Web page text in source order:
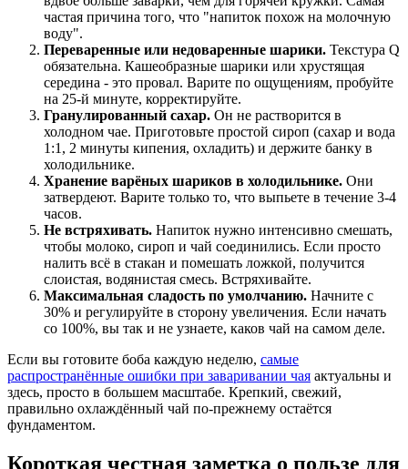
частая причина того, что "напиток похож на молочную
воду".
Переваренные или недоваренные шарики. Текстура Q
обязательна. Кашеобразные шарики или хрустящая
середина - это провал. Варите по ощущениям, пробуйте
на 25-й минуте, корректируйте.
Гранулированный сахар. Он не растворится в
холодном чае. Приготовьте простой сироп (сахар и вода
1:1, 2 минуты кипения, охладить) и держите банку в
холодильнике.
Хранение варёных шариков в холодильнике. Они
затвердеют. Варите только то, что выпьете в течение 3-4
часов.
Не встряхивать. Напиток нужно интенсивно смешать,
чтобы молоко, сироп и чай соединились. Если просто
налить всё в стакан и помешать ложкой, получится
слоистая, водянистая смесь. Встряхивайте.
Максимальная сладость по умолчанию. Начните с
30% и регулируйте в сторону увеличения. Если начать
со 100%, вы так и не узнаете, каков чай на самом деле.
Если вы готовите боба каждую неделю, самые
распространённые ошибки при заваривании чая актуальны и
здесь, просто в большем масштабе. Крепкий, свежий,
правильно охлаждённый чай по-прежнему остаётся
фундаментом.
Короткая честная заметка о пользе для